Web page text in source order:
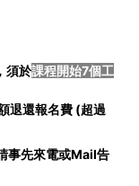
須於課程開始7個工
退還報名費 (超過
事先來電或Mail告